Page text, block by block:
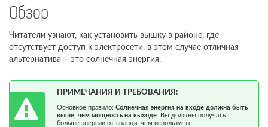
Обзор
Читатели узнают, как установить вышку в районе, где
отсутствует доступ к электросети, в этом случае отличная
альтернатива – это солнечная энергия.
ПРИМЕЧАНИЯ И ТРЕБОВАНИЯ:
Основное правило: Солнечная энергия на входе должна быть
выше, чем мощность на выходе . Вы должны получать
больше энергии от солнца, чем используете.